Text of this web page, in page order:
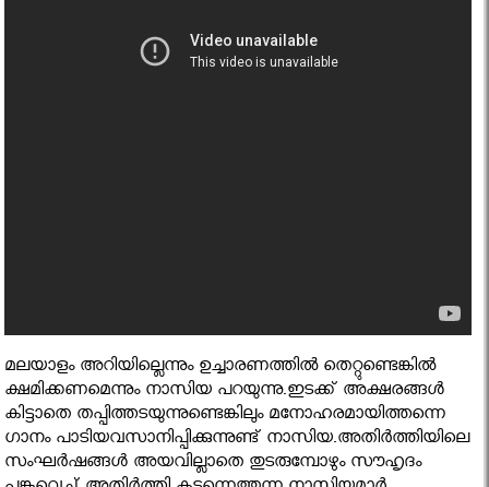
മലയാളം അറിയില്ലെന്നും ഉച്ചാരണത്തില്‍ തെറ്റുണ്ടെങ്കില്‍
ക്ഷമിക്കണമെന്നും നാസിയ പറയുന്നു.ഇടക്ക് അക്ഷരങ്ങള്‍
കിട്ടാതെ തപ്പിത്തടയുന്നുണ്ടെങ്കിലും മനോഹരമായിത്തന്നെ
ഗാനം പാടിയവസാനിപ്പിക്കുന്നുണ്ട് നാസിയ.അതിര്‍ത്തിയിലെ
സംഘര്‍ഷങ്ങള്‍ അയവില്ലാതെ തുടരുമ്പോഴും സൗഹൃദം